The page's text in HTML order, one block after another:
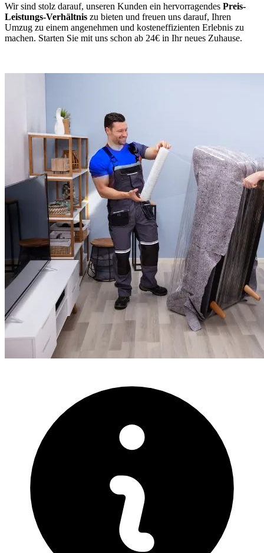
Wir sind stolz darauf, unseren Kunden ein hervorragendes Preis-
Leistungs-Verhältnis zu bieten und freuen uns darauf, Ihren
Umzug zu einem angenehmen und kosteneffizienten Erlebnis zu
machen. Starten Sie mit uns schon ab 24€ in Ihr neues Zuhause.